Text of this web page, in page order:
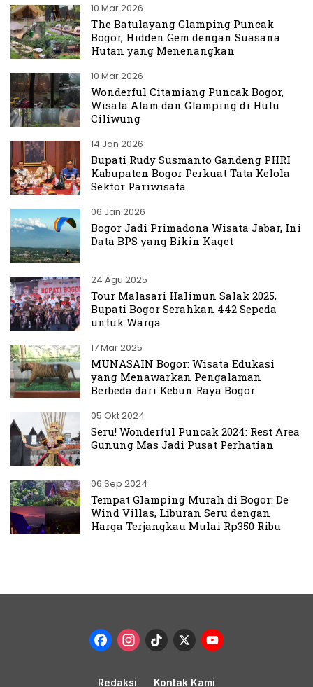
10 Mar 2026
The Batulayang Glamping Puncak
Bogor, Hidden Gem dengan Suasana
Hutan yang Menenangkan
10 Mar 2026
Wonderful Citamiang Puncak Bogor,
Wisata Alam dan Glamping di Hulu
Ciliwung
14 Jan 2026
Bupati Rudy Susmanto Gandeng PHRI
Kabupaten Bogor Perkuat Tata Kelola
Sektor Pariwisata
06 Jan 2026
Bogor Jadi Primadona Wisata Jabar, Ini
Data BPS yang Bikin Kaget
24 Agu 2025
Tour Malasari Halimun Salak 2025,
Bupati Bogor Serahkan 442 Sepeda
untuk Warga
17 Mar 2025
MUNASAIN Bogor: Wisata Edukasi
yang Menawarkan Pengalaman
Berbeda dari Kebun Raya Bogor
05 Okt 2024
Seru! Wonderful Puncak 2024: Rest Area
Gunung Mas Jadi Pusat Perhatian
06 Sep 2024
Tempat Glamping Murah di Bogor: De
Wind Villas, Liburan Seru dengan
Harga Terjangkau Mulai Rp350 Ribu
Facebook
Instagram
TikTok
X
Redaksi Kontak Kami